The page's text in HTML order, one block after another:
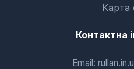
Карта
Контактна
Email: